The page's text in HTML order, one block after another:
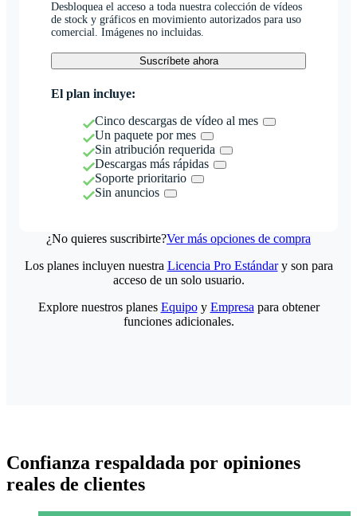
Desbloquea el acceso a toda nuestra colección de vídeos
de stock y gráficos en movimiento autorizados para uso
comercial. Imágenes no incluidas.
Suscríbete ahora
El plan incluye:
Cinco descargas de vídeo al mes
Un paquete por mes
Sin atribución requerida
Descargas más rápidas
Soporte prioritario
Sin anuncios
¿No quieres suscribirte?Ver más opciones de compra
Los planes incluyen nuestra Licencia Pro Estándary son para
acceso de un solo usuario.
Explore nuestros planes Equipoy Empresa para obtener
funciones adicionales.
Confianza respaldada por opiniones
reales de clientes